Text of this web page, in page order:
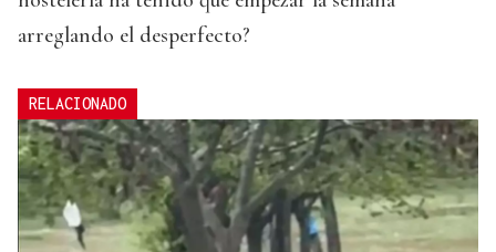
arreglando el desperfecto?
RELACIONADO